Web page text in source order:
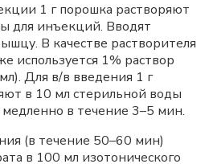
1 г порошка растворяют
для инъекций. Вводят
В качестве растворителя
используется 1% раствор
Для в/в введения 1 г
в 10 мл стерильной воды
в течение 3–5 мин.
(в течение 50–60 мин)
в 100 мл изотонического